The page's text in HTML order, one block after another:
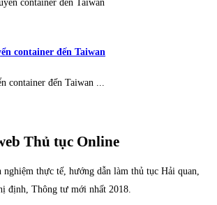
container đến Taiwan
container đến Taiwan ...
Thủ tục Online
thực tế, hướng dẫn làm thủ tục Hải quan,
định, Thông tư mới nhất 2018.